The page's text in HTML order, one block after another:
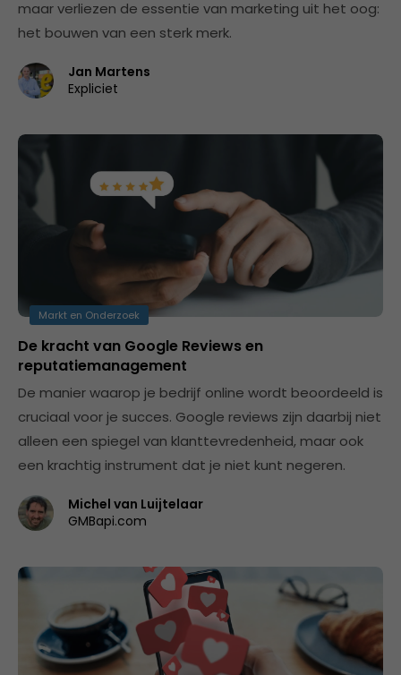
maar verliezen de essentie van marketing uit het oog:
het bouwen van een sterk merk.
Jan Martens
Expliciet
Markt en Onderzoek
De kracht van Google Reviews en
reputatiemanagement
De manier waarop je bedrijf online wordt beoordeeld is
cruciaal voor je succes. Google reviews zijn daarbij niet
alleen een spiegel van klanttevredenheid, maar ook
een krachtig instrument dat je niet kunt negeren.
Michel van Luijtelaar
GMBapi.com